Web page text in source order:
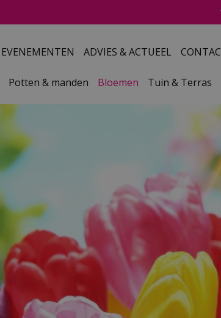
EVENEMENTEN ADVIES & ACTUEEL
Potten & manden Bloemen Tuin & Terras